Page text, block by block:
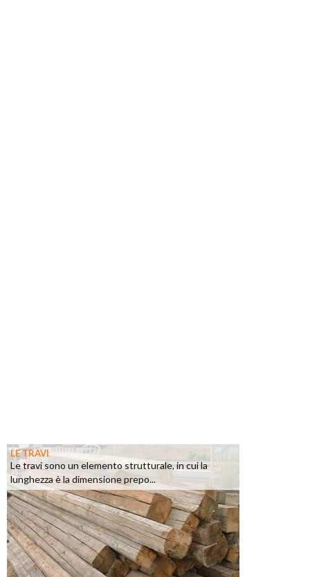
LE TRAVI
Le travi sono un elemento strutturale, in cui la
lunghezza è la dimensione prepo...